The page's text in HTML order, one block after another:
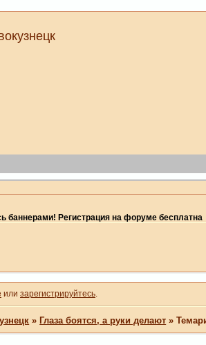
Регистрация на форуме бесплатна
или зарегистрируйтесь.
»Глаза боятся, а руки делают »